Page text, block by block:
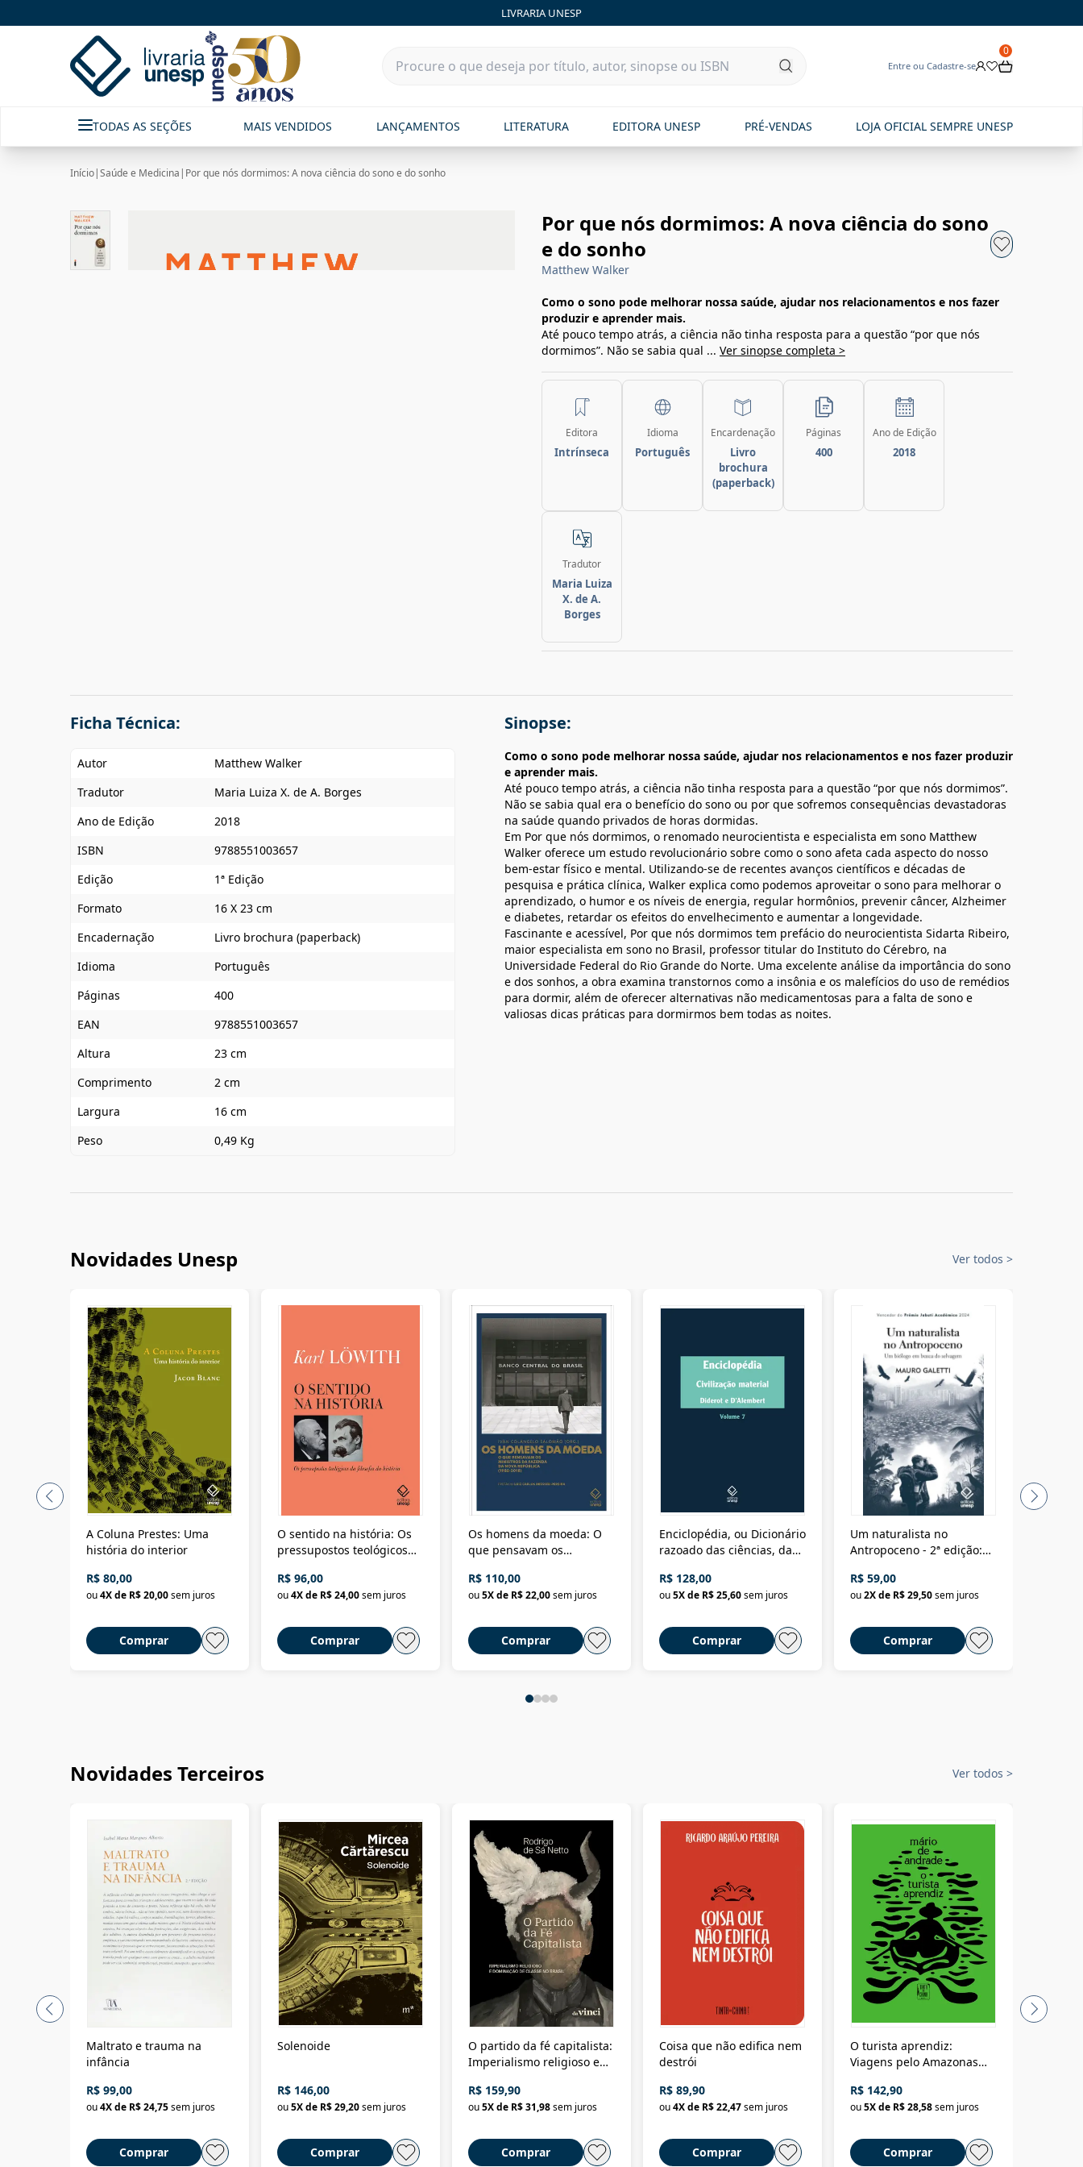
LIVRARIA UNESP
Entre ou Cadastre-se
0
TODAS AS SEÇÕES MAIS VENDIDOS LANÇAMENTOS LITERATURA EDITORA UNESP PRÉ-VENDAS LOJA OFICIAL SEMPRE UNESP
Início|Saúde e Medicina | Por que nós dormimos: A nova ciência do sono e do sonho
Por que nós dormimos: A nova ciência do sono
e do sonho
Matthew Walker
Como o sono pode melhorar nossa saúde, ajudar nos relacionamentos e nos fazer
produzir e aprender mais.
Até pouco tempo atrás, a ciência não tinha resposta para a questão “por que nós
dormimos”. Não se sabia qual ... Ver sinopse completa >
Editora
Intrínseca
Idioma
Português
Encardenação
Livro
brochura
(paperback)
Páginas
400
Ano de Edição
2018
Tradutor
Maria Luiza
X. de A.
Borges
Ficha Técnica:
Autor
Matthew Walker
Tradutor
Maria Luiza X. de A. Borges
Ano de Edição
2018
ISBN
9788551003657
Edição
1ª Edição
Formato
16 X 23 cm
Encadernação
Livro brochura (paperback)
Idioma
Português
Páginas
400
EAN
9788551003657
Altura
23 cm
Comprimento
2 cm
Largura
16 cm
Peso
0,49 Kg
Sinopse:
Como o sono pode melhorar nossa saúde, ajudar nos relacionamentos e nos fazer produzir
e aprender mais.
Até pouco tempo atrás, a ciência não tinha resposta para a questão “por que nós dormimos”.
Não se sabia qual era o benefício do sono ou por que sofremos consequências devastadoras
na saúde quando privados de horas dormidas.
Em Por que nós dormimos, o renomado neurocientista e especialista em sono Matthew
Walker oferece um estudo revolucionário sobre como o sono afeta cada aspecto do nosso
bem-estar físico e mental. Utilizando-se de recentes avanços científicos e décadas de
pesquisa e prática clínica, Walker explica como podemos aproveitar o sono para melhorar o
aprendizado, o humor e os níveis de energia, regular hormônios, prevenir câncer, Alzheimer
e diabetes, retardar os efeitos do envelhecimento e aumentar a longevidade.
Fascinante e acessível, Por que nós dormimos tem prefácio do neurocientista Sidarta Ribeiro,
maior especialista em sono no Brasil, professor titular do Instituto do Cérebro, na
Universidade Federal do Rio Grande do Norte. Uma excelente análise da importância do sono
e dos sonhos, a obra examina transtornos como a insônia e os malefícios do uso de remédios
para dormir, além de oferecer alternativas não medicamentosas para a falta de sono e
valiosas dicas práticas para dormirmos bem todas as noites.
Novidades Unesp Ver todos >
A Coluna Prestes: Uma
história do interior
R$ 80,00
ou4X de R$ 20,00sem juros
Comprar
O sentido na história: Os
pressupostos teológicos
R$ 96,00
ou4X de R$ 24,00sem juros
Comprar
Os homens da moeda: O
que pensavam os
Nova República (1985-
2018)
R$ 110,00
ou5X de R$ 22,00sem juros
Comprar
Enciclopédia, ou Dicionário
razoado das ciências, das
Civilização material
R$ 128,00
ou5X de R$ 25,60sem juros
Comprar
Um naturalista no
Antropoceno - 2ª edição:
selvagem
R$ 59,00
ou2X de R$ 29,50sem juros
Comprar
Novidades Terceiros Ver todos >
Maltrato e trauma na
infância
R$ 99,00
ou4X de R$ 24,75sem juros
Comprar
Solenoide
R$ 146,00
ou5X de R$ 29,20sem juros
Comprar
O partido da fé capitalista:
Imperialismo religioso e
Brasil
R$ 159,90
ou5X de R$ 31,98sem juros
Comprar
Coisa que não edifica nem
destrói
R$ 89,90
ou4X de R$ 22,47sem juros
Comprar
O turista aprendiz:
Viagens pelo Amazonas
até a Bolívia e por Marajó
até dizer chega
R$ 142,90
ou5X de R$ 28,58sem juros
Comprar